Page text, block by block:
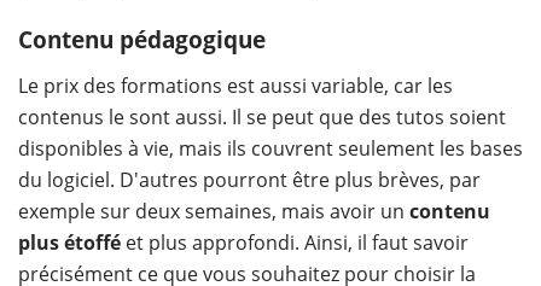
Contenu pédagogique
Le prix des formations est aussi variable, car les
contenus le sont aussi. Il se peut que des tutos soient
disponibles à vie, mais ils couvrent seulement les bases
du logiciel. D'autres pourront être plus brèves, par
exemple sur deux semaines, mais avoir un contenu
plus étoffé et plus approfondi. Ainsi, il faut savoir
précisément ce que vous souhaitez pour choisir la